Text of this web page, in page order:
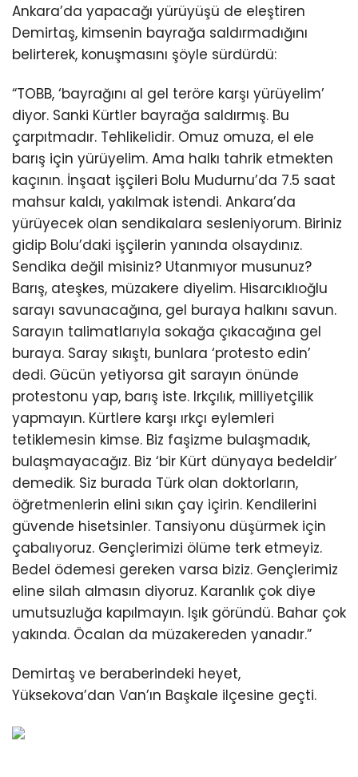
Ankara’da yapacağı yürüyüşü de eleştiren
Demirtaş, kimsenin bayrağa saldırmadığını
belirterek, konuşmasını şöyle sürdürdü:
“TOBB, ‘bayrağını al gel teröre karşı yürüyelim’
diyor. Sanki Kürtler bayrağa saldırmış. Bu
çarpıtmadır. Tehlikelidir. Omuz omuza, el ele
barış için yürüyelim. Ama halkı tahrik etmekten
kaçının. İnşaat işçileri Bolu Mudurnu’da 7.5 saat
mahsur kaldı, yakılmak istendi. Ankara’da
yürüyecek olan sendikalara sesleniyorum. Biriniz
gidip Bolu’daki işçilerin yanında olsaydınız.
Sendika değil misiniz? Utanmıyor musunuz?
Barış, ateşkes, müzakere diyelim. Hisarcıklıoğlu
sarayı savunacağına, gel buraya halkını savun.
Sarayın talimatlarıyla sokağa çıkacağına gel
buraya. Saray sıkıştı, bunlara ‘protesto edin’
dedi. Gücün yetiyorsa git sarayın önünde
protestonu yap, barış iste. Irkçılık, milliyetçilik
yapmayın. Kürtlere karşı ırkçı eylemleri
tetiklemesin kimse. Biz faşizme bulaşmadık,
bulaşmayacağız. Biz ‘bir Kürt dünyaya bedeldir’
demedik. Siz burada Türk olan doktorların,
öğretmenlerin elini sıkın çay içirin. Kendilerini
güvende hisetsinler. Tansiyonu düşürmek için
çabalıyoruz. Gençlerimizi ölüme terk etmeyiz.
Bedel ödemesi gereken varsa biziz. Gençlerimiz
eline silah almasın diyoruz. Karanlık çok diye
umutsuzluğa kapılmayın. Işık göründü. Bahar çok
yakında. Öcalan da müzakereden yanadır.”
Demirtaş ve beraberindeki heyet,
Yüksekova’dan Van’ın Başkale ilçesine geçti.